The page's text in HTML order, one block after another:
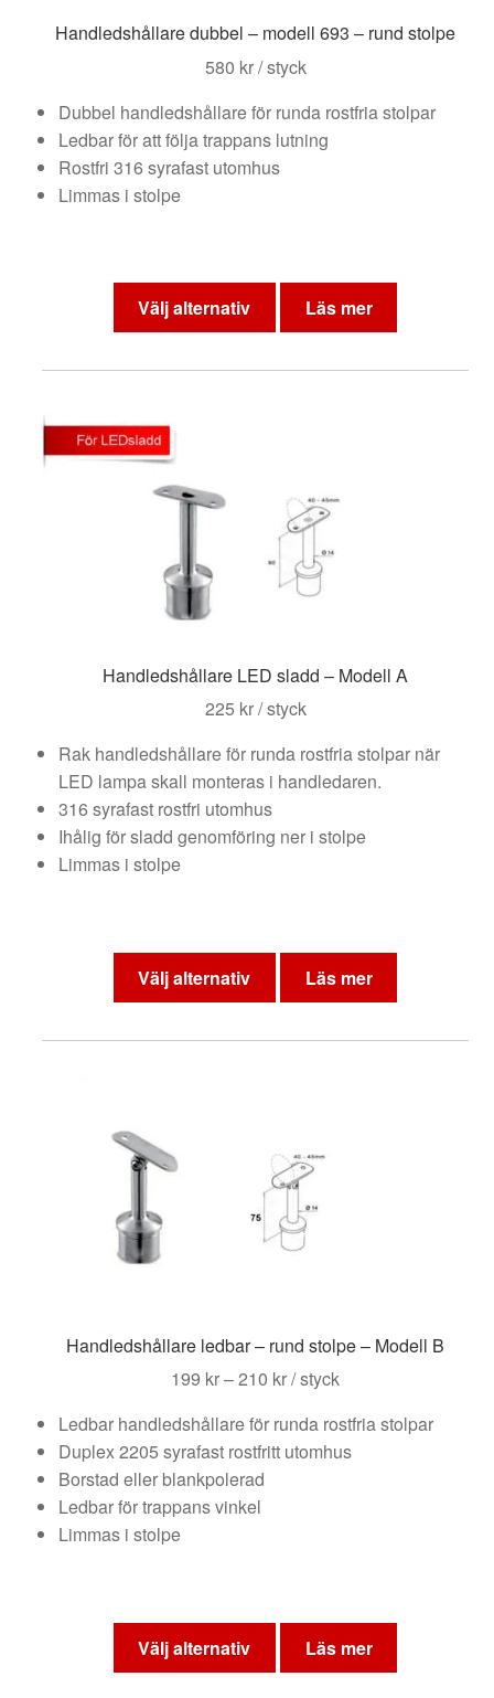
Handledshållare dubbel – modell 693 – rund stolpe
580 kr/ styck
Dubbel handledshållare för runda rostfria stolpar
Ledbar för att följa trappans lutning
Rostfri 316 syrafast utomhus
Limmas i stolpe
Välj alternativ
produkten
alternativen
kan
väljas
på
produktsidan
Läs mer
Handledshållare LED sladd – Modell A
225 kr/ styck
Rak handledshållare för runda rostfria stolpar när
LED lampa skall monteras i handledaren.
316 syrafast rostfri utomhus
Ihålig för sladd genomföring ner i stolpe
Limmas i stolpe
Välj alternativ
produkten
alternativen
kan
väljas
på
Läs mer
Handledshållare ledbar – rund stolpe – Modell B
199 kr–210 krPrisintervall:
till
210 kr
/ styck
Ledbar handledshållare för runda rostfria stolpar
Duplex 2205 syrafast rostfritt utomhus
Borstad eller blankpolerad
Ledbar för trappans vinkel
Limmas i stolpe
Välj alternativ
produkten
Läs mer